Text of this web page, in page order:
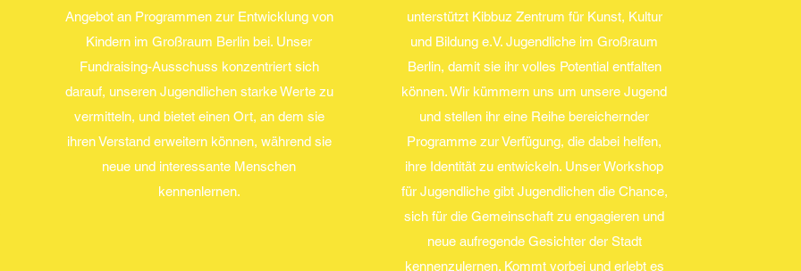
Angebot an Programmen zur Entwicklung von
Kindern im Großraum Berlin bei. Unser
Fundraising-Ausschuss konzentriert sich
darauf, unseren Jugendlichen starke Werte zu
vermitteln, und bietet einen Ort, an dem sie
ihren Verstand erweitern können, während sie
neue und interessante Menschen
kennenlernen.
unterstützt Kibbuz Zentrum für Kunst, Kultur
und Bildung e.V. Jugendliche im Großraum
Berlin, damit sie ihr volles Potential entfalten
können. Wir kümmern uns um unsere Jugend
und stellen ihr eine Reihe bereichernder
Programme zur Verfügung, die dabei helfen,
ihre Identität zu entwickeln. Unser Workshop
für Jugendliche gibt Jugendlichen die Chance,
sich für die Gemeinschaft zu engagieren und
neue aufregende Gesichter der Stadt
kennenzulernen. Kommt vorbei und erlebt es